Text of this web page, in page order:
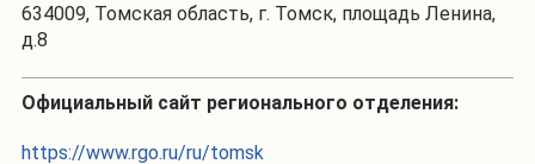
634009, Томская область, г. Томск, площадь Ленина,
д.8
Официальный сайт регионального отделения:
https://www.rgo.ru/ru/tomsk